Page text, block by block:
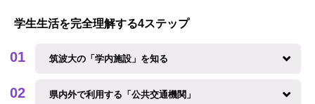
学生生活を完全理解する4ステップ
筑波大の「学内施設」を知る
県内外で利用する「公共交通機関」